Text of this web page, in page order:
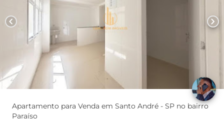
chevron_left chevron_right
Apartamento para Venda em Santo André - SP no bairro
Paraíso